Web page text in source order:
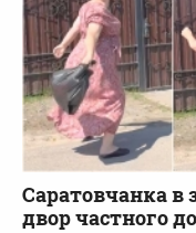
Саратовчанка в
двор частного